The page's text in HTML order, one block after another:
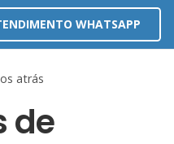
WHATSAPP
atrás
de